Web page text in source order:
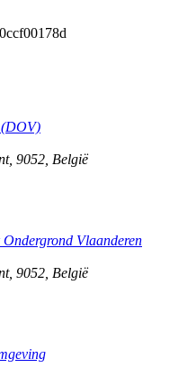
(DOV)
, 9052 België
Vlaanderen
, 9052 België